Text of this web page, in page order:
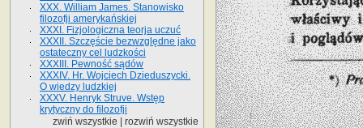
XXX. William James. Stanowisko
filozofji amerykańskiej
XXXI. Fizjologiczna teorja uczuć
XXXII. Szczęście bezwzględne jako
ostateczny cel ludzkości
XXXIII. Pewność sądów
XXXIV. Hr. Wojciech Dzieduszycki.
O wiedzy ludzkiej
XXXV. Henryk Struve. Wstęp
krytyczny do filozofji
zwiń wszystkie
rozwiń wszystkie